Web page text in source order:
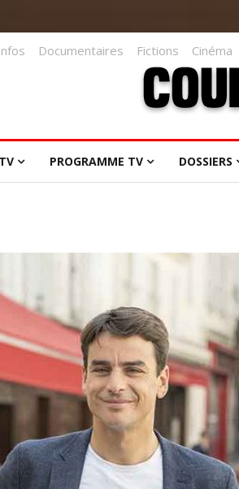
Documentaires Fictions Cinéma
PROGRAMME TV DOSSIERS